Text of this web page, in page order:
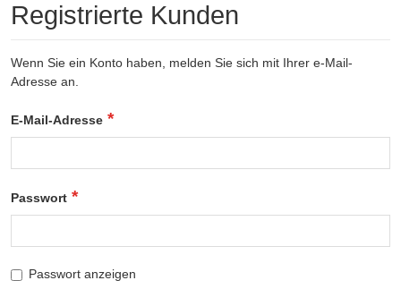
Registrierte Kunden
Wenn Sie ein Konto haben, melden Sie sich mit Ihrer e-Mail-
Adresse an.
E-Mail-Adresse
Passwort
Passwort anzeigen